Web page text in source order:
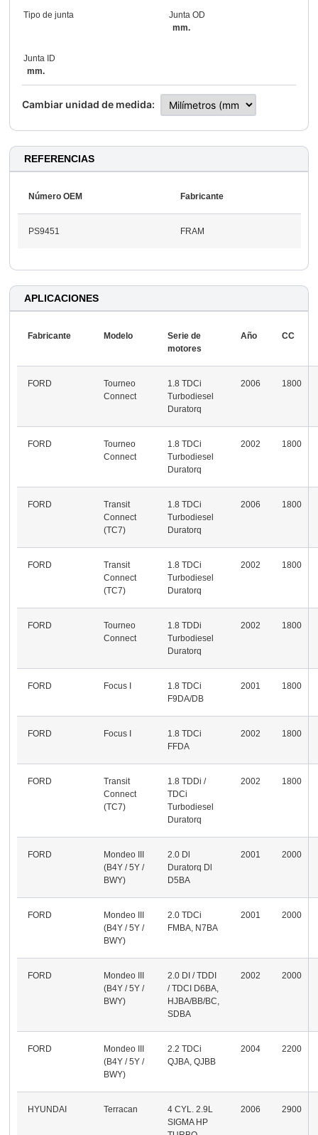
Tipo de junta
Junta OD
mm.
Junta ID
mm.
Cambiar unidad de medida:
REFERENCIAS
Número OEM Fabricante
PS9451 FRAM
APLICACIONES
Fabricante Modelo
Serie de
motores
Año CC
FORD
Tourneo
Connect
1.8 TDCi
Turbodiesel
Duratorq
2006 1800
FORD
Tourneo
Connect
1.8 TDCi
Turbodiesel
Duratorq
2002 1800
FORD
Transit
Connect
(TC7)
1.8 TDCi
Turbodiesel
Duratorq
2006 1800
FORD
Transit
Connect
(TC7)
1.8 TDCi
Turbodiesel
Duratorq
2002 1800
FORD
Tourneo
Connect
1.8 TDDi
Turbodiesel
Duratorq
2002 1800
FORD Focus I
1.8 TDCi
F9DA/DB
2001 1800
FORD Focus I
1.8 TDCi
FFDA
2002 1800
FORD
Transit
Connect
(TC7)
1.8 TDDi /
TDCi
Turbodiesel
Duratorq
2002 1800
FORD
Mondeo III
(B4Y / 5Y /
BWY)
2.0 Dl
Duratorq Dl
D5BA
2001 2000
FORD
Mondeo III
(B4Y / 5Y /
BWY)
2.0 TDCi
FMBA, N7BA
2001 2000
FORD
Mondeo III
(B4Y / 5Y /
BWY)
2.0 DI / TDDI
/ TDCI D6BA,
HJBA/BB/BC,
SDBA
2002 2000
FORD
Mondeo III
(B4Y / 5Y /
BWY)
2.2 TDCi
QJBA, QJBB
2004 2200
HYUNDAI Terracan
4 CYL. 2.9L
SIGMA HP
2006 2900